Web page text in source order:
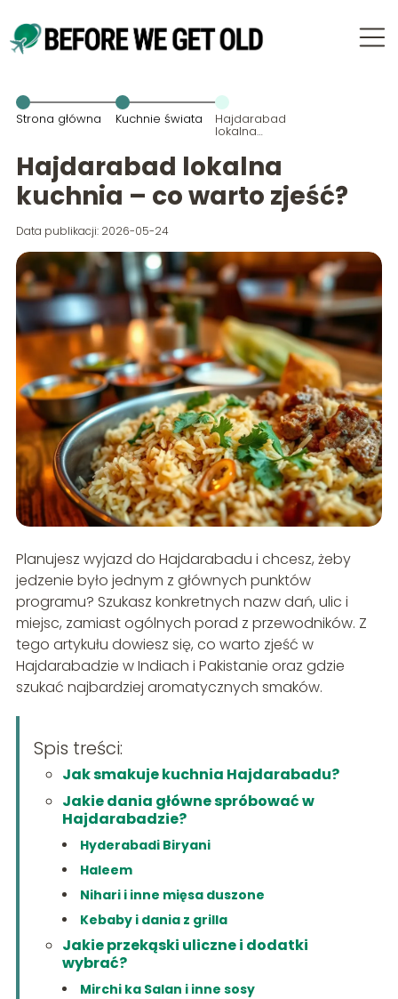
Strona główna Kuchnie świata Hajdarabad
lokalna
warto zjeść?
Hajdarabad lokalna
kuchnia – co warto zjeść?
Data publikacji: 2026-05-24
Planujesz wyjazd do Hajdarabadu i chcesz, żeby
jedzenie było jednym z głównych punktów
programu? Szukasz konkretnych nazw dań, ulic i
miejsc, zamiast ogólnych porad z przewodników. Z
tego artykułu dowiesz się, co warto zjeść w
Hajdarabadzie w Indiach i Pakistanie oraz gdzie
szukać najbardziej aromatycznych smaków.
Spis treści:
Jak smakuje kuchnia Hajdarabadu?
Jakie dania główne spróbować w
Hajdarabadzie?
Hyderabadi Biryani
Haleem
Nihari i inne mięsa duszone
Kebaby i dania z grilla
Jakie przekąski uliczne i dodatki
wybrać?
Mirchi ka Salan i inne sosy